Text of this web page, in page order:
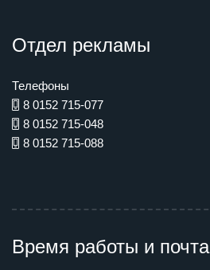
Отдел рекламы
Телефоны
8 0152 715-077
8 0152 715-048
8 0152 715-088
Время работы и почта